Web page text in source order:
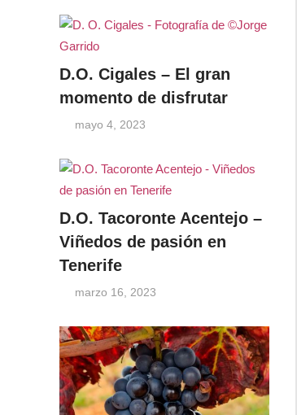
D.O. Cigales – El gran
momento de disfrutar
mayo 4, 2023
D.O. Tacoronte Acentejo –
Viñedos de pasión en
Tenerife
marzo 16, 2023